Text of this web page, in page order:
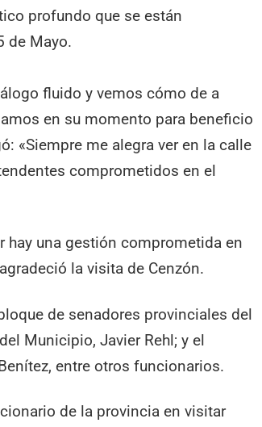
profundo que se están
de Mayo.
fluido y vemos cómo de a
en su momento para beneficio
«Siempre me alegra ver en la calle
comprometidos en el
hay una gestión comprometida en
la visita de Cenzón.
de senadores provinciales del
Municipio, Javier Rehl; y el
entre otros funcionarios.
de la provincia en visitar